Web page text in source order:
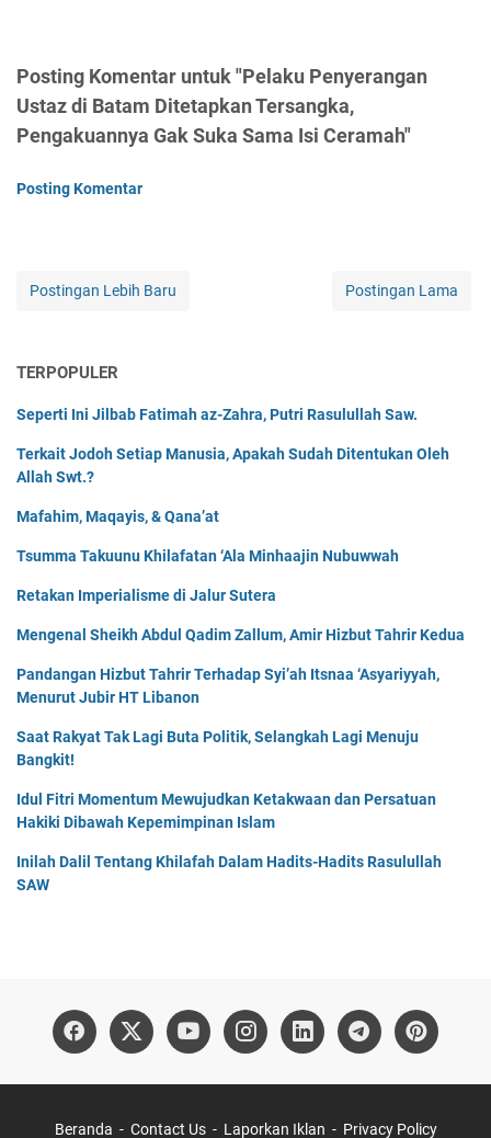
Posting Komentar untuk "Pelaku Penyerangan
Ustaz di Batam Ditetapkan Tersangka,
Pengakuannya Gak Suka Sama Isi Ceramah"
Posting Komentar
Postingan Lebih Baru Postingan Lama
TERPOPULER
Seperti Ini Jilbab Fatimah az-Zahra, Putri Rasulullah Saw.
Terkait Jodoh Setiap Manusia, Apakah Sudah Ditentukan Oleh
Allah Swt.?
Mafahim, Maqayis, & Qana’at
Tsumma Takuunu Khilafatan ‘Ala Minhaajin Nubuwwah
Retakan Imperialisme di Jalur Sutera
Mengenal Sheikh Abdul Qadim Zallum, Amir Hizbut Tahrir Kedua
Pandangan Hizbut Tahrir Terhadap Syi’ah Itsnaa ‘Asyariyyah,
Menurut Jubir HT Libanon
Saat Rakyat Tak Lagi Buta Politik, Selangkah Lagi Menuju
Bangkit!
Idul Fitri Momentum Mewujudkan Ketakwaan dan Persatuan
Hakiki Dibawah Kepemimpinan Islam
Inilah Dalil Tentang Khilafah Dalam Hadits-Hadits Rasulullah
SAW
Beranda Contact Us Laporkan Iklan Privacy Policy